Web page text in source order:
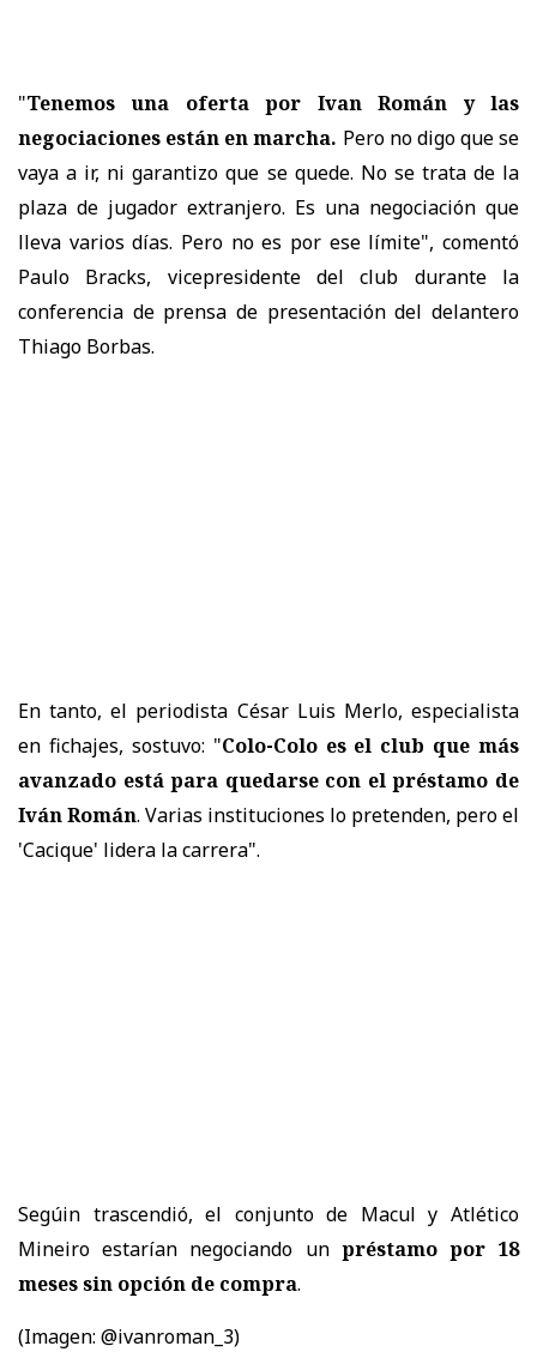
"Tenemos una oferta por Ivan Román y las
negociaciones están en marcha. Pero no digo que se
vaya a ir, ni garantizo que se quede. No se trata de la
plaza de jugador extranjero. Es una negociación que
lleva varios días. Pero no es por ese límite", comentó
Paulo Bracks, vicepresidente del club durante la
conferencia de prensa de presentación del delantero
Thiago Borbas.
En tanto, el periodista César Luis Merlo, especialista
en fichajes, sostuvo: "Colo-Colo es el club que más
avanzado está para quedarse con el préstamo de
Iván Román. Varias instituciones lo pretenden, pero el
'Cacique' lidera la carrera".
Segúin trascendió, el conjunto de Macul y Atlético
Mineiro estarían negociando un préstamo por 18
meses sin opción de compra.
(Imagen: @ivanroman_3)